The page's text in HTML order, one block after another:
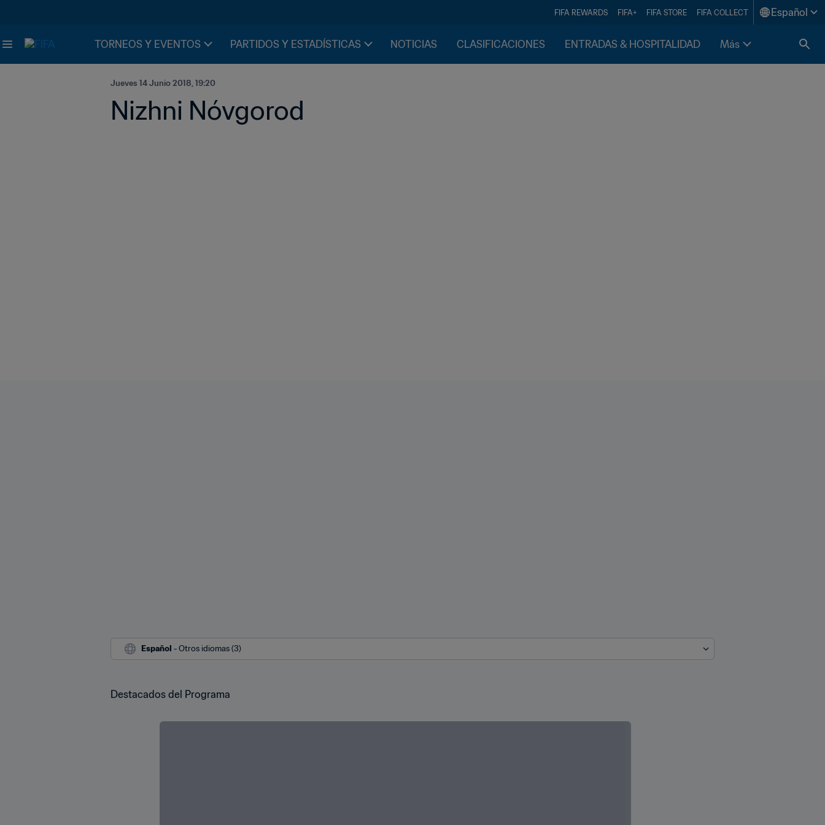
FIFA REWARDS FIFA+ FIFA STORE FIFA COLLECT Español
TORNEOS Y EVENTOS PARTIDOS Y ESTADÍSTICAS NOTICIAS CLASIFICACIONES ENTRADAS & HOSPITALIDAD Más
Jueves 14 Junio 2018, 19:20
Nizhni Nóvgorod
Español - Otros idiomas (3)
Destacados del Programa